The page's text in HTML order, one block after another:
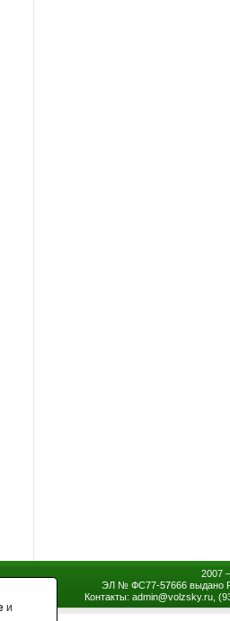
2007
ЭЛ № ФС77-57666 выдано
Контакты: admin@volzsky.ru,
и